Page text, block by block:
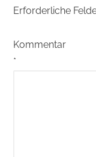
Erforderliche
Kommentar
*